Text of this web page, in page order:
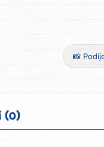
📸
(0)